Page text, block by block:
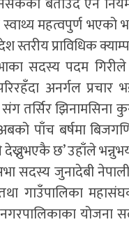
महत्वपुर्ण भएको
स्तरीय प्राविधिक
सदस्य पदम
अनर्गल
तर्सिर झिनामसिना
पाँच बर्षमा
छ’ उहाँले
सदस्य जुनादेबी
गाउँपालिका
योजना